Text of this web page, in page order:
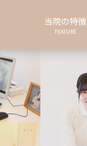
当院の特徴
FEATURE